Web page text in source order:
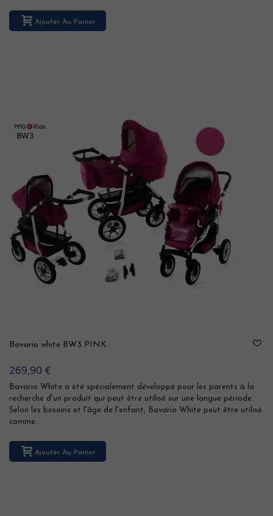
Ajouter Au Panier
Bavario white BW3 PINK
269,90 €
Bavario White a été spécialement développé pour les parents à la
recherche d'un produit qui peut être utilisé sur une longue période.
Selon les besoins et l'âge de l'enfant, Bavario White peut être utilisé
comme...
Ajouter Au Panier